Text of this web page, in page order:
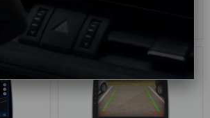
Multimedya Sistemi 2011-2016